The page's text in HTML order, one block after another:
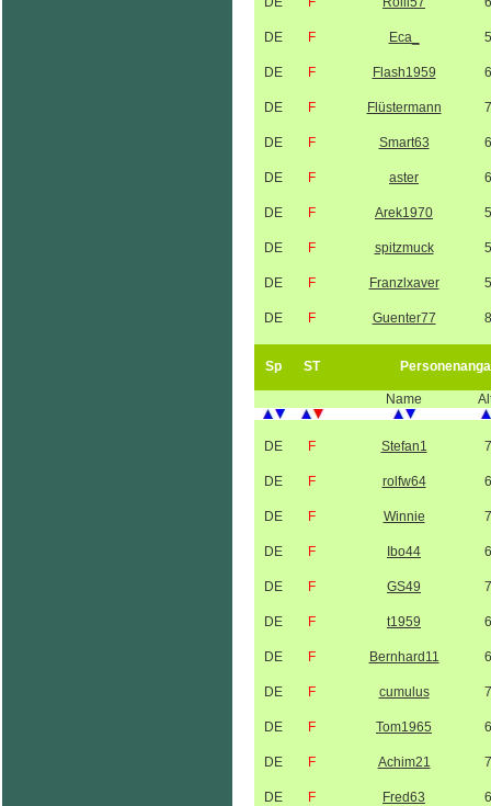
DE F Eca_
DE F Flash1959
DE F Flüstermann
DE F Smart63
DE F aster
DE F Arek1970
DE F spitzmuck
DE F Franzlxaver
DE F Guenter77
Sp ST
Name
DE F Stefan1
DE F rolfw64
DE F Winnie
DE F Ibo44
DE F GS49
DE F t1959
DE F Bernhard11
DE F cumulus
DE F Tom1965
DE F Achim21
DE F Fred63